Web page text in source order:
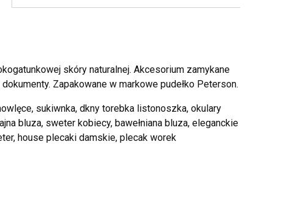
skóry naturalnej. Akcesorium zamykane
Zapakowane w markowe pudełko Peterson.
sukiwnka, dkny torebka listonoszka, okulary
bluza, sweter kobiecy, bawełniana bluza, eleganckie
house plecaki damskie, plecak worek